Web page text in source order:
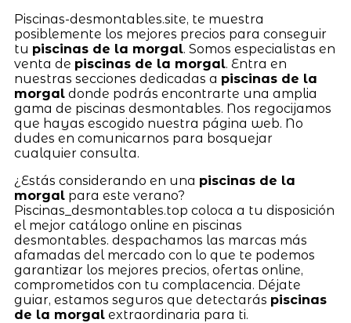
Piscinas-desmontables.site, te muestra
posiblemente los mejores precios para conseguir
tu piscinas de la morgal. Somos especialistas en
venta de piscinas de la morgal. Entra en
nuestras secciones dedicadas a piscinas de la
morgaldonde podrás encontrarte una amplia
gama de piscinas desmontables. Nos regocijamos
que hayas escogido nuestra página web. No
dudes en comunicarnos para bosquejar
cualquier consulta.
¿Estás considerando en una piscinas de la
morgalpara este verano?
Piscinas_desmontables.top coloca a tu disposición
el mejor catálogo online en piscinas
desmontables. despachamos las marcas más
afamadas del mercado con lo que te podemos
garantizar los mejores precios, ofertas online,
comprometidos con tu complacencia. Déjate
guiar, estamos seguros que detectarás piscinas
de la morgalextraordinaria para ti.